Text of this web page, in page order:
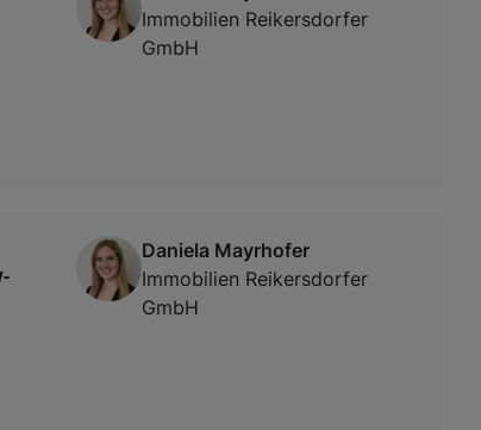
Immobilien Reikersdorfer
GmbH
Daniela Mayrhofer
Immobilien Reikersdorfer
GmbH